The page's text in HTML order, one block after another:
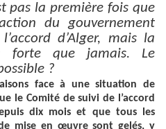
pas la première fois que
du gouvernement
d’Alger, mais la
forte que jamais. Le
?
face à une situation de
le Comité de suivi de l’accord
dix mois et que tous les
mise en œuvre sont gelés, y